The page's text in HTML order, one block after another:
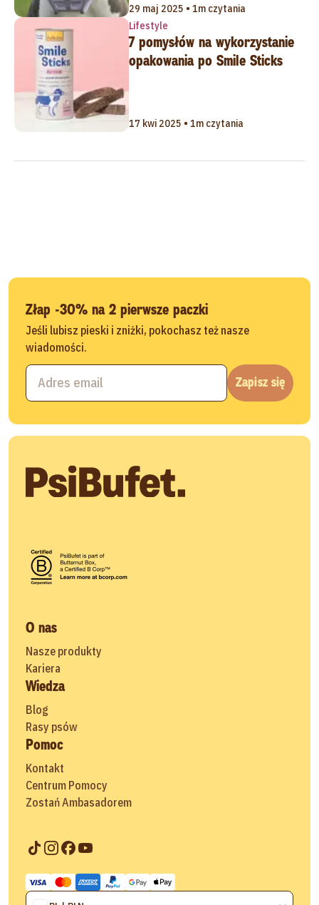
29 maj 2025 • 1m czytania
Lifestyle
7 pomysłów na wykorzystanie
opakowania po Smile Sticks
17 kwi 2025 • 1m czytania
Złap -30% na 2 pierwsze paczki
Jeśli lubisz pieski i zniżki, pokochasz też nasze
wiadomości.
Zapisz się
O nas
Nasze produkty
Kariera
Wiedza
Blog
Rasy psów
Pomoc
Kontakt
Centrum Pomocy
Zostań Ambasadorem